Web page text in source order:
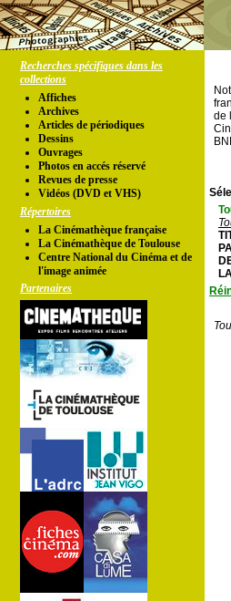
Recherches spécifiques dans les
collections
Affiches
Archives
Articles de périodiques
Dessins
Ouvrages
Photos en accés réservé
Revues de presse
Vidéos (DVD et VHS)
Répertoires
La Cinémathèque française
La Cinémathèque de Toulouse
Centre National du Cinéma et de
l'image animée
Partenaires
de